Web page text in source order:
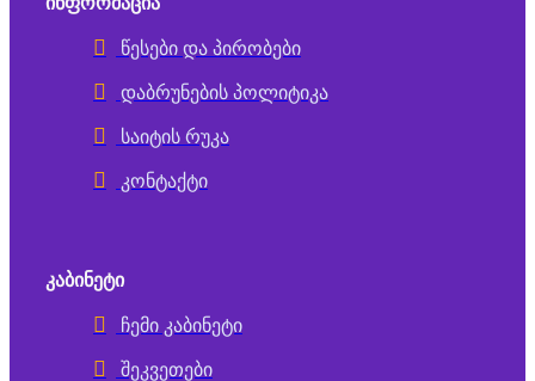
წესები და პირობები
დაბრუნების პოლიტიკა
საიტის რუკა
კონტაქტი
ᲙᲐᲑᲘᲜᲔᲢᲘ
ჩემი კაბინეტი
შეკვეთები